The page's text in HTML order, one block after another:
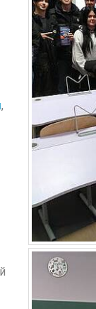
,